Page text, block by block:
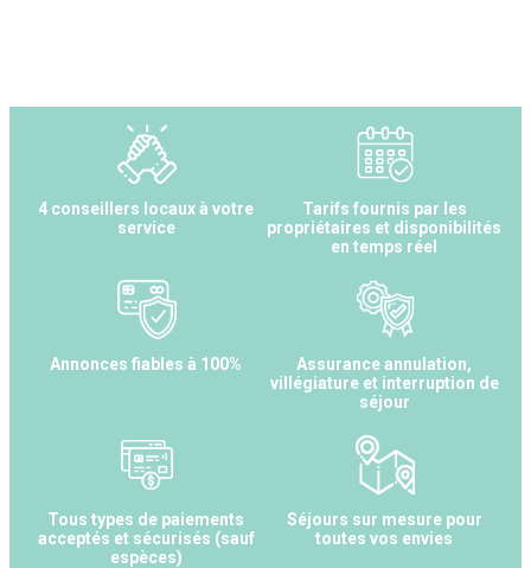
4 conseillers locaux à votre
service
Tarifs fournis par les
propriétaires et disponibilités
en temps réel
Annonces fiables à 100%
Assurance annulation,
villégiature et interruption de
séjour
Tous types de paiements
acceptés et sécurisés (sauf
espèces)
Séjours sur mesure pour
toutes vos envies